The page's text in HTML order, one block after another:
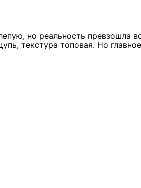
но реальность превзошла
текстура топовая. Но